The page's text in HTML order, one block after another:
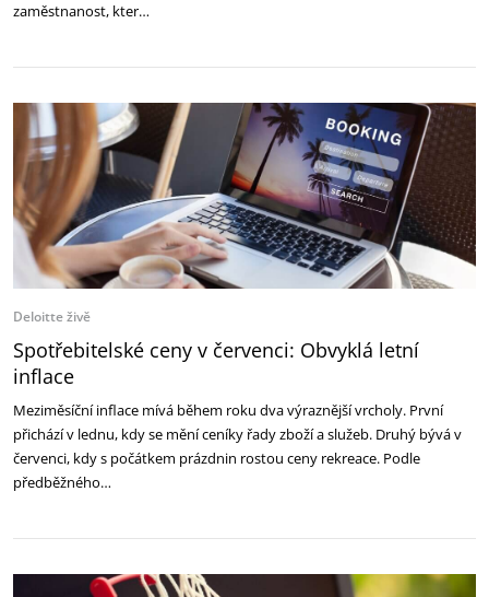
zaměstnanost, kter…
Deloitte živě
Spotřebitelské ceny v červenci: Obvyklá letní
inflace
Meziměsíční inflace mívá během roku dva výraznější vrcholy. První
přichází v lednu, kdy se mění ceníky řady zboží a služeb. Druhý bývá v
červenci, kdy s počátkem prázdnin rostou ceny rekreace. Podle
předběžného…